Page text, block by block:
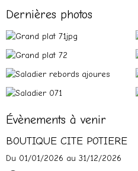
Dernières photos
Évènements à venir
BOUTIQUE CITE POTIERE
Du 01/01/2026 au 31/12/2026